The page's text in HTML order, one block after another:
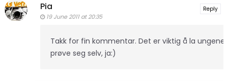
Pia
19 June 2011 at 20:35
Takk for fin kommentar. Det er viktig å la ungene
prøve seg selv, ja:)
Reply